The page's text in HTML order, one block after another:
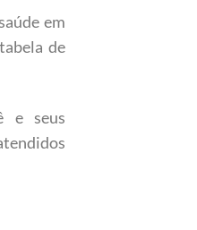
em
de
e seus